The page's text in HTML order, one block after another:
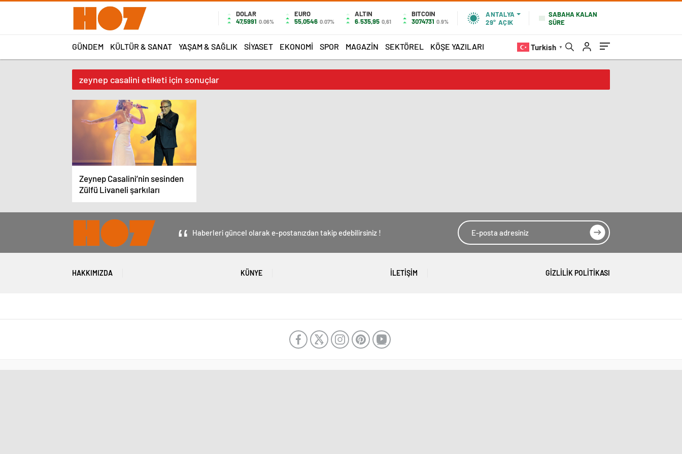
DOLAR
47,5991 0.06%
EURO
55,0546 0.07%
ALTIN
6.535,95 0,61
BITCOIN
3074731 0.9%
ANTALYA
29° AÇIK
SABAHA KALAN
SÜRE
GÜNDEM KÜLTÜR & SANAT YAŞAM & SAĞLIK SIYASET EKONOMI SPOR MAGAZIN SEKTÖREL KÖŞE YAZILARI Turkish ▼
zeynep casalini etiketi için sonuçlar
Zeynep Casalini’nin sesinden
Zülfü Livaneli şarkıları
Haberleri güncel olarak e-postanızdan takip edebilirsiniz !
HAKKIMIZDA KÜNYE İLETIŞIM GIZLILIK POLITIKASI